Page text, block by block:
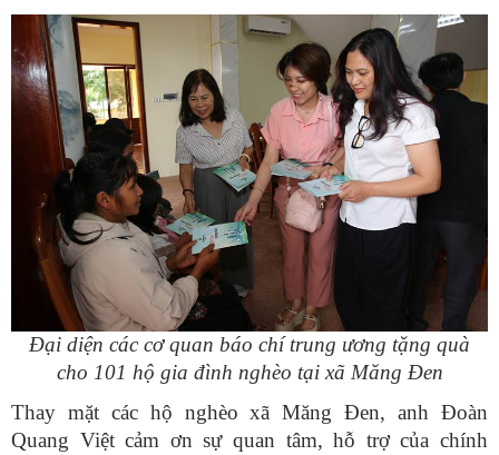
Đại diện các cơ quan báo chí trung ương tặng quà
cho 101 hộ gia đình nghèo tại xã Măng Đen
Thay mặt các hộ nghèo xã Măng Đen, anh Đoàn
Quang Việt cảm ơn sự quan tâm, hỗ trợ của chính